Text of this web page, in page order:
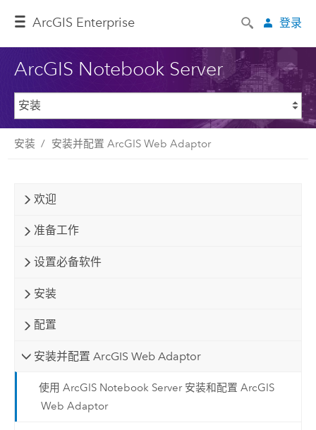
ArcGIS Enterprise 登录
ArcGIS Notebook Server
安装 安装并配置 ArcGIS Web Adaptor
欢迎
准备工作
设置必备软件
安装
配置
安装并配置 ArcGIS Web Adaptor
使用 ArcGIS Notebook Server 安装和配置 ArcGIS
Web Adaptor